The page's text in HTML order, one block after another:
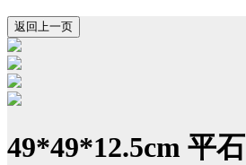
49*49*12.5cm 平石